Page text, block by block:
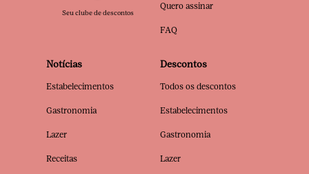
Seu clube de descontos
Quero assinar
FAQ
Notícias
Estabelecimentos
Gastronomia
Lazer
Receitas
Descontos
Todos os descontos
Estabelecimentos
Gastronomia
Lazer